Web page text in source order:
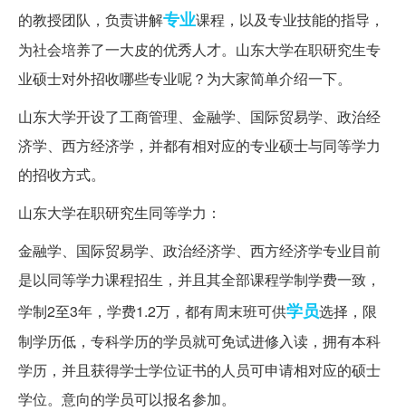
的教授团队，负责讲解专业课程，以及专业技能的指导，
为社会培养了一大皮的优秀人才。山东大学在职研究生专
业硕士对外招收哪些专业呢？为大家简单介绍一下。
山东大学开设了工商管理、金融学、国际贸易学、政治经
济学、西方经济学，并都有相对应的专业硕士与同等学力
的招收方式。
山东大学在职研究生同等学力：
金融学、国际贸易学、政治经济学、西方经济学专业目前
是以同等学力课程招生，并且其全部课程学制学费一致，
学制2至3年，学费1.2万，都有周末班可供学员选择，限
制学历低，专科学历的学员就可免试进修入读，拥有本科
学历，并且获得学士学位证书的人员可申请相对应的硕士
学位。意向的学员可以报名参加。